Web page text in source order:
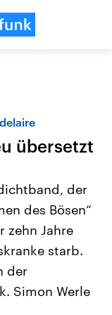
Beiträge,
und
die Vereinigten
mächtigsten Ländern
übersetzt
der
des Bösen“
zehn Jahre
starb.
der
Simon Werle